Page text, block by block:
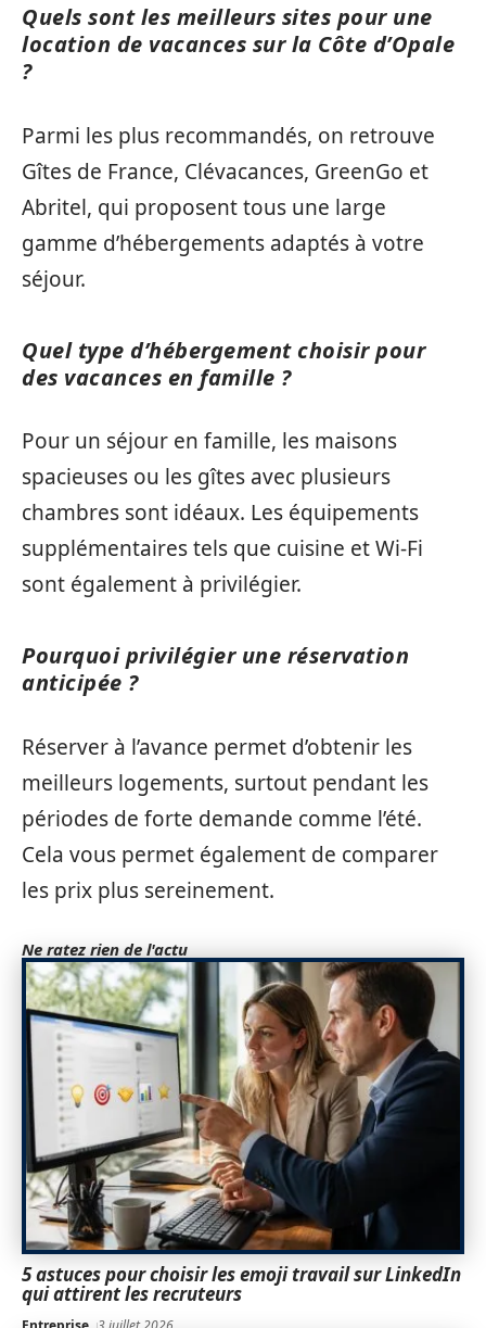
Quels sont les meilleurs sites pour une
location de vacances sur la Côte d’Opale
?
Parmi les plus recommandés, on retrouve
Gîtes de France, Clévacances, GreenGo et
Abritel, qui proposent tous une large
gamme d’hébergements adaptés à votre
séjour.
Quel type d’hébergement choisir pour
des vacances en famille ?
Pour un séjour en famille, les maisons
spacieuses ou les gîtes avec plusieurs
chambres sont idéaux. Les équipements
supplémentaires tels que cuisine et Wi-Fi
sont également à privilégier.
Pourquoi privilégier une réservation
anticipée ?
Réserver à l’avance permet d’obtenir les
meilleurs logements, surtout pendant les
périodes de forte demande comme l’été.
Cela vous permet également de comparer
les prix plus sereinement.
Ne ratez rien de l'actu
5 astuces pour choisir les emoji travail sur LinkedIn
qui attirent les recruteurs